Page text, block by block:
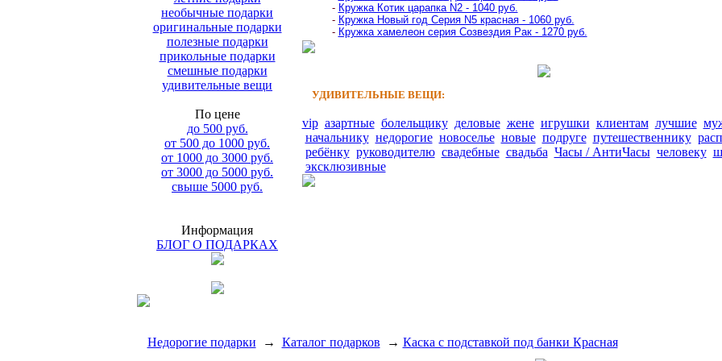
необычные подарки
оригинальные подарки
полезные подарки
прикольные подарки
смешные подарки
удивительные вещи
По цене
до 500 руб.
от 500 до 1000 руб.
от 1000 до 3000 руб.
от 3000 до 5000 руб.
свыше 5000 руб.
Информация
БЛОГ О ПОДАРКАХ
- Кружка Котик царапка N2 - 1040 руб.
- Кружка Новый год Серия N5 красная - 1060 руб.
- Кружка хамелеон серия Созвездия Рак - 1270 руб.
УДИВИТЕЛЬНЫЕ ВЕЩИ:
vip азартные болельщику деловые жене игрушки клиентам лучшие
начальнику недорогие новоселье новые подруге путешественнику
ребёнку руководителю свадебные свадьба Часы / АнтиЧасы человеку
эксклюзивные
Недорогие подарки → Каталог подарков → Каска с подставкой под банки Красная